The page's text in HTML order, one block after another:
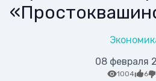
08 февраля
1004 6